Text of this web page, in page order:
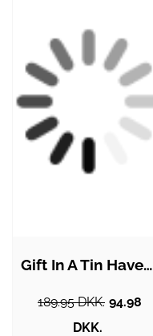
Gift In A Tin Havesæt - Garden &…
189.95 DKK. 94.98
DKK.